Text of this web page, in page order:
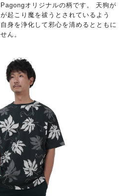
オリジナルの柄です。 天狗が
起こり魔を祓うとされているよう
身を浄化して邪心を清めるとともに
ん。